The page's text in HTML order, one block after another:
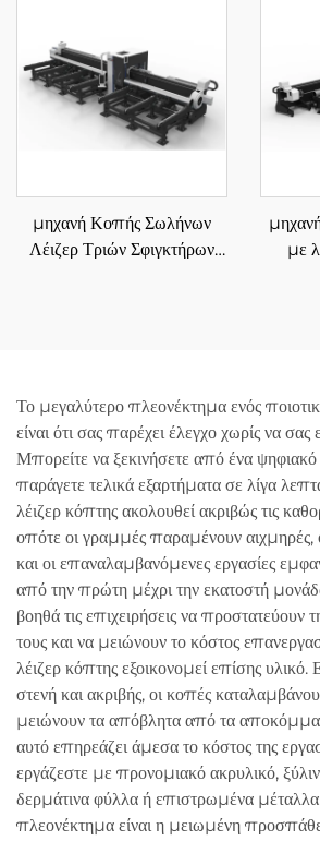
μηχανή Κοπής Σωλήνων
Λέιζερ Τριών Σφιγκτήρων
με
Το μεγαλύτερο πλεονέκτημα ενός
είναι ότι σας παρέχει έλεγχο χωρίς να σας
Μπορείτε να ξεκινήσετε από ένα ψηφιακό
παράγετε τελικά εξαρτήματα σε λίγα
λέιζερ κόπτης ακολουθεί ακριβώς τις
οπότε οι γραμμές παραμένουν αιχμηρές,
και οι επαναλαμβανόμενες εργασίες
από την πρώτη μέχρι την εκατοστή
βοηθά τις επιχειρήσεις να προστατεύουν
τους και να μειώνουν το κόστος
λέιζερ κόπτης εξοικονομεί επίσης υλικό.
στενή και ακριβής, οι κοπές
μειώνουν τα απόβλητα από τα
αυτό επηρεάζει άμεσα το κόστος της
εργάζεστε με προνομιακό ακρυλικό,
δερμάτινα φύλλα ή επιστρωμένα
πλεονέκτημα είναι η μειωμένη